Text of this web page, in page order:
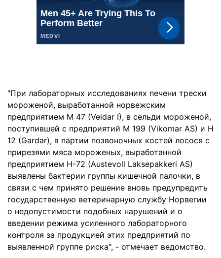
"При лабораторных исследованиях печени трески
мороженой, выработанной норвежским
предприятием M 47 (Veidar I), в сельди мороженой,
поступившей с предприятий M 199 (Vikomar AS) и H
12 (Gardar), в партии позвоночных костей лосося с
прирезями мяса мороженых, выработанной
предприятием H-72 (Austevoll Laksepakkeri AS)
выявлены бактерии группы кишечной палочки, в
связи с чем принято решение вновь предупредить
государственную ветеринарную службу Норвегии
о недопустимости подобных нарушений и о
введении режима усиленного лабораторного
контроля за продукцией этих предприятий по
выявленной группе риска", - отмечает ведомство.